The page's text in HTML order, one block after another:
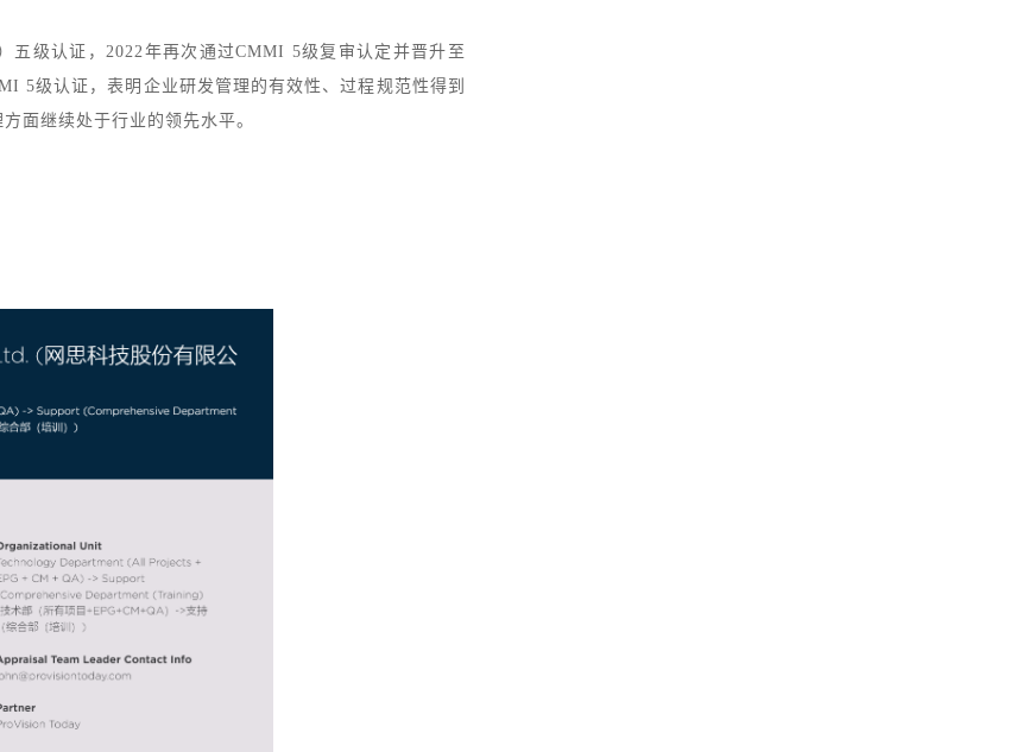
五级认证， 2022年再次通过CMMI 5级复审认定并晋升至
5级认证，表明企业研发管理的有效性、过程规范性得到
面继续处于行业的领先水平。